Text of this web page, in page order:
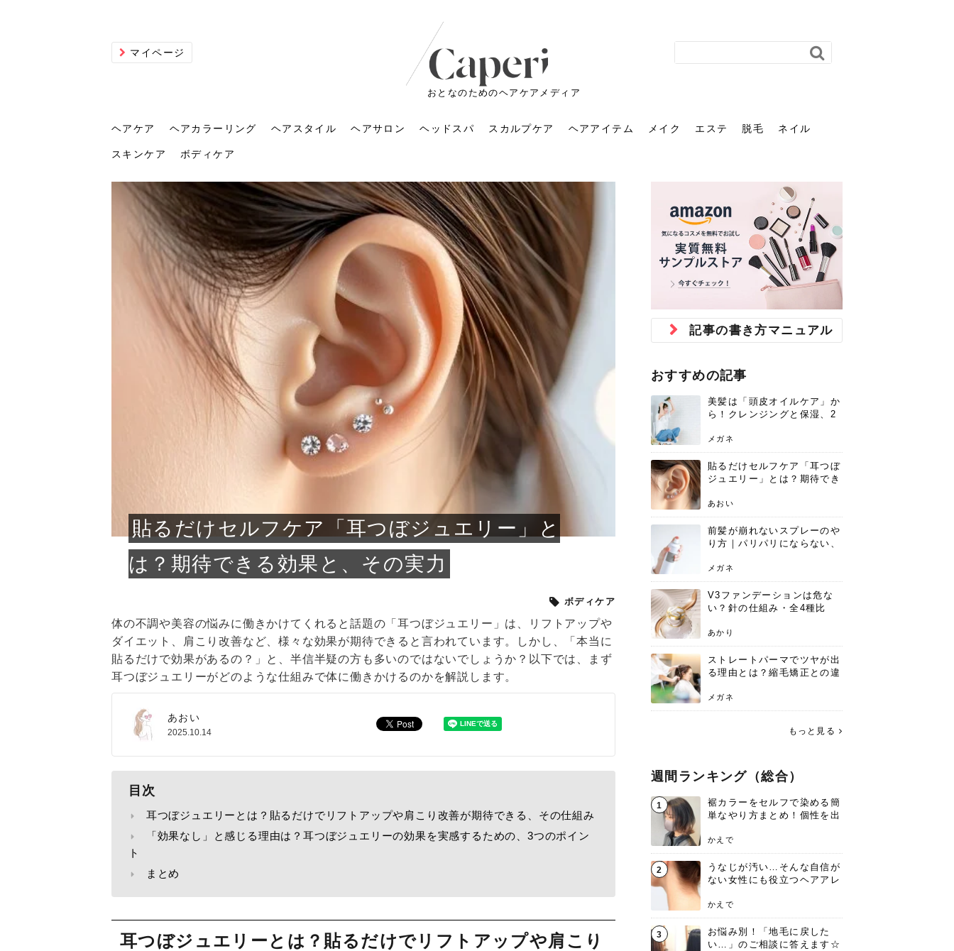
マイページ
おとなのためのヘアケアメディア
ヘアケア
トリートメントの付け方で
仕上がりが変わる｜効かな
い原因...
トリートメントの付け方で仕上がりは
大きく変わります。今回は、毛先中心
の塗り...
メガネ
朝の5分が変わる！寝癖がつ
かない予防方法と時短寝癖
直し...
新生活シーズン、朝の身支度を少しで
も短くしたい人は多いはず。じつは寝
癖は、...
かえで
花粉で髪がパサパサするの
はなぜ？原因と落とし方・
防ぎ方を紹介
花粉の季節になると、髪がパサつく、
ありま...
さくら
もっと見る
ヘアカラーリング
髪のくすみが気になる人
へ！2026春トレンドの明る
めく...
2026春のトレンドカラーは明るめのく
すみカラーです。ただし、髪がすでに
さくら
ツヤと透明感で垢抜ける！
自然なヘアカラーで作る
「きれい...
職場で浮かない落ち着いたトーンにし
たいけれど、どこか垢抜けた印象にし
たいと...
さくら
肌に合う髪色、どう見つけ
る？「イエベ」「ブルベ」
診断と...
美容室で素敵なヘアカラーに染めても
「なん...
かえで
もっと見る
ヘアスタイル
2026年のショートウルフ最
新トレンドとは？ナチュラ
ル...
2026年のショートウルフは、ナチュラ
ルでエアリーな仕上がりが今っぽい正
かえで
ルーズウェーブとは？2026
年の注目スタイルと長さ別
の...
2026年はレイヤーカットを使った髪型
のトレンドと重なり、ルーズウェーブ
ヘ...
かえで
40代のパーマがダレる原因
とは？自宅でできる復活術
と長...
パーマをかけたばかりなのに、もうカ
はいな...
メガネ
もっと見る
ヘアサロン
美容室に行くのが恥ずかし
い？髪質の変化に気づいた
時こそ...
しばらく美容室に行けていないし、そ
ろそろ髪型を変えて気分転換したいと
思って...
メガネ
お気に入りのお店が倒産し
た後の美容室の探し方！失
敗しに...
美容室を倒産する数が増えているとい
うニュースがありました。もともと美
容室の...
かえで
前髪を薄くするための美容
院の頼み方とは？失敗しな
いため...
前髪は薄くしたほうが今風でおしゃれ
たいと...
かえで
もっと見る
ヘッドスパ
ヘッドスパの落とし穴！知
らないと損する真実
ヘッドスパは、頭皮の汚れを落として
血行を促進し、リラックス効果や美髪
効果が...
頭皮を刺激してお顔のリフ
トアップ♪毎日こつこつカン
タン小顔☆
毎日のちょっとした習慣で小顔は作れ
る！頭のこりをほぐしてフェイスライ
ンのリ...
chicca
ヘッドスパで頭皮をケアし
よう！ヘッドスパの効果と
おすすめの人
普段目に見えない頭皮ですが、何のケ
積して...
yukarin
もっと見る
スカルプケア
髪を育てるには？毎日の洗
い方と生活習慣を見直す基
本ケア
髪をきれいに育てるには高価なアイテ
ムを増やす前に、洗い方や乾かし方、
頭皮の...
さくら
頭皮マッサージで目がぱっ
ちりする理由は？具体的な
やり方...
目元の印象を左右するのは目そのもの
ではなく、頭皮の状態かもしれませ
ん。以下...
メガネ
ストレスで髪の毛はどう変
わる？抜け毛・パサつきの
原因と...
最近、髪のツヤがなくなったという方
は、スト...
さくら
もっと見る
ヘアアイテム
発酵エキスシャンプーって
何がいいの？無印良品など
のシャ...
スキンケアで人気の発酵成分が、シャ
ンプーにも広がっています。無印良品
などの...
さくら
アイロンが苦手でも大丈
夫！ブラッシング感覚で使
えるヘア...
ヘアアイロンを使うのが苦手、火傷が
怖いと感じている方はいないでしょう
か？そ...
さくら
40代の髪を悩みに最適！韓
国発「ダリーフ」でヘアセ
ット...
韓国コスメを使うのは若い子だけだと
グラム...
さくら
もっと見る
メイク
ミニマリストのメイク術｜
少ないアイテムで「自分ら
しい美...
「たくさんのコスメを持っているの
に、実際に使っているのはいつも同じ
ものばか...
あおい
V3ファンデーションは危な
い？針の仕組み・全4種比
較・...
メイクをしている時間も、スキンケア
の時間に変えるという発想から生まれ
たのが...
あかり
「おしゃれ」と「身だしな
み」は違う。相手に信頼感
を与え...
新しい環境に臨むとき、多くの人が意
メイク...
さな
もっと見る
エステ
針で小顔を目指す！美容鍼
の効果と後悔しない選び方
のポイント
フェイスラインをすっきりさせたいと
いうお悩みを抱えている方はいないで
しょう...
あかり
リンパマッサージと経絡マ
ッサージの違いとは？効果
と、自...
サロンのメニューを見ていると、「リ
ンパマッサージ」の他に「経絡マッサ
ージ」...
あかり
エステの勧誘が怖い人へ。
断ることは悪くない。自分
を守る...
「初回限定〇〇円！」そんなお得な体
に弱い...
さな
もっと見る
脱毛
化粧ノリが変わる「顔脱
毛」。4つのメリットと、始
める前...
顔の産毛をカミソリで剃って、毛抜き
で抜くなど、日々の自己処理を手間に
感じて...
あおい
子供の脱毛、日焼け肌はN
G？親子で学ぶ、安心・安全
なエ...
「ムダ毛が気になる」とお子さんが悩
んでいる姿を見て、エステ脱毛を検討
し始め...
あおい
「今さら」なんて言わせな
い。40代のVIO・顔脱毛、
賢...
40代になって、ふと自分のムダ毛のこ
毛を...
さな
もっと見る
ネイル
2026年運気アップネイルガ
イドを公開！幸運を呼ぶ色
と...
最近、なんとなく運気が停滞している
気がすると悩んでいないでしょうか？
じつは...
あおい
そのネイル、本当に似合っ
てる？指先をきれいに見え
るのは...
SNSや雑誌で見かけた素敵なネイルデ
ザインを、いざ自分の爪に試してみた
ら、...
さな
オフィスネイルでも「キラ
キラ」はOK？派手に見えな
い上...
仕事中も、ふとした瞬間に自分の指先
く「キ...
あおい
もっと見る
スキンケア
スキンケア
急に小じわが増えた？原因
と種類の見分け方＆自宅で
できる...
ふと鏡を見て、急に小じわが増えたと
落ち込んでいないでしょうか？じつは
その原...
あおい
ルルルン ハイドラのどれが
良い？その違いは？PDRN
や...
ルルルン ハイドラシリーズを使いたい
けれど、種類が多くてどれを選べばい
いか...
さな
ジュベルック スキンの効果
とは？毛穴・ニキビ跡への
ニキビ跡の凸凹をどうにかしたいと、
肌の質感でお悩みではないでしょう
か？肌に...
ゆい
もっと見る
ボディケア
ボディケア
人の手ならではの痩身効
果。オールハンドエステの
魅力と、...
痩身エステと一言で言っても、最新の
機器を使ったものから、昔ながらの手
技によ...
あかり
その医療ダイエット、後悔
しませんか？失敗する人の
共通点...
医師の管理のもと、科学的根拠に基づ
いて行う「医療ダイエット」は、自己
流のダ...
さな
本気の痩身と体質改善に。
アーユルヴェーダに基づく
自己流のダイエットではなかなか落ち
ない、頑固な脂肪やセルライトを、本
気で体...
さな
もっと見る
貼るだけセルフケア「耳つぼジュエリー」と
は？期待できる効果と、その実力
ボディケア
体の不調や美容の悩みに働きかけてくれると話題の「耳つぼジュエリー」は、リフトアップや
ダイエット、肩こり改善など、様々な効果が期待できると言われています。しかし、「本当に
貼るだけで効果があるの？」と、半信半疑の方も多いのではないでしょうか？以下では、まず
耳つぼジュエリーがどのような仕組みで体に働きかけるのかを解説します。
あおい
2025.10.14
目次
耳つぼジュエリーとは？貼るだけでリフトアップや肩こり改善が期待できる、その仕組み
「効果なし」と感じる理由は？耳つぼジュエリーの効果を実感するための、3つのポイン
ト
まとめ
耳つぼジュエリーとは？貼るだけでリフトアップや肩こり
記事の書き方マニュアル
おすすめの記事
美髪は「頭皮オイルケア」か
ら！クレンジングと保湿、2
メガネ
貼るだけセルフケア「耳つぼ
ジュエリー」とは？期待でき
あおい
前髪が崩れないスプレーのや
り方｜パリパリにならない、
メガネ
V3ファンデーションは危な
い？針の仕組み・全4種比
解説
あかり
ストレートパーマでツヤが出
る理由とは？縮毛矯正との違
メガネ
もっと見る
週間ランキング（総合）
1
裾カラーをセルフで染める簡
単なやり方まとめ！個性を出
かえで
2
うなじが汚い…そんな自信が
ない女性にも役立つヘアアレ
かえで
3
お悩み別！「地毛に戻した
い…」のご相談に答えます☆